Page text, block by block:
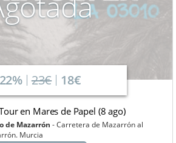
22% 23€ 18€
en Mares de Papel (8 ago)
de Mazarrón
Carretera de Mazarrón al
Murcia